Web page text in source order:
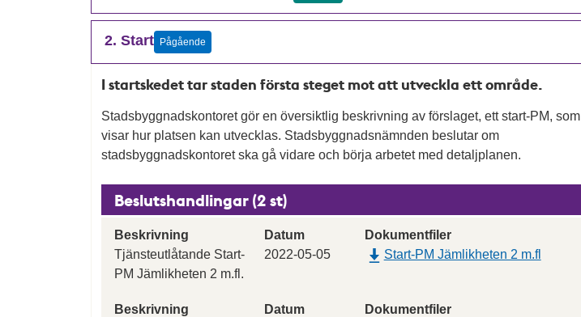
2. Start Pågående
I startskedet tar staden första steget mot att utveckla ett område.
Stadsbyggnadskontoret gör en översiktlig beskrivning av förslaget, ett start-PM, som
visar hur platsen kan utvecklas. Stadsbyggnadsnämnden beslutar om
stadsbyggnadskontoret ska gå vidare och börja arbetet med detaljplanen.
Beslutshandlingar (2 st)
Beskrivning
Tjänsteutlåtande Start-
PM Jämlikheten 2 m.fl.
Datum
2022-05-05
Dokumentfiler
Start-PM Jämlikheten 2 m.fl
Beskrivning
Datum
Dokumentfiler